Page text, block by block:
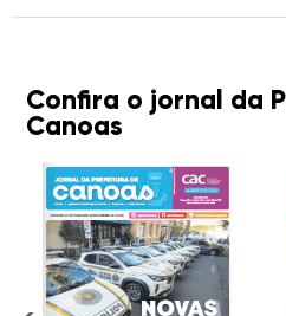
Confira o jornal da
Canoas